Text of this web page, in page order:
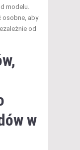
modelu.
osobne, aby
od
w